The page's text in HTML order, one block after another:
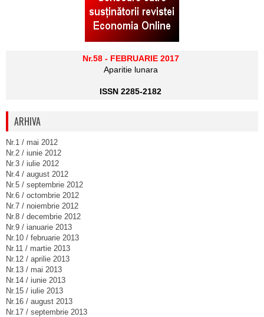
Nr.58 - FEBRUARIE 2017
Aparitie lunara
ISSN 2285-2182
ARHIVA
Nr.1 / mai 2012
Nr.2 / iunie 2012
Nr.3 / iulie 2012
Nr.4 / august 2012
Nr.5 / septembrie 2012
Nr.6 / octombrie 2012
Nr.7 / noiembrie 2012
Nr.8 / decembrie 2012
Nr.9 / ianuarie 2013
Nr.10 / februarie 2013
Nr.11 / martie 2013
Nr.12 / aprilie 2013
Nr.13 / mai 2013
Nr.14 / iunie 2013
Nr.15 / iulie 2013
Nr.16 / august 2013
Nr.17 / septembrie 2013